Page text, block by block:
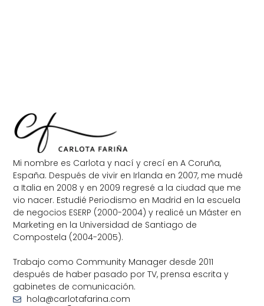
Mi nombre es Carlota y nací y crecí en A Coruña,
España. Después de vivir en Irlanda en 2007, me mudé
a Italia en 2008 y en 2009 regresé a la ciudad que me
vio nacer. Estudié Periodismo en Madrid en la escuela
de negocios ESERP (2000-2004) y realicé un Máster en
Marketing en la Universidad de Santiago de
Compostela (2004-2005).
Trabajo como Community Manager desde 2011
después de haber pasado por TV, prensa escrita y
gabinetes de comunicación.
hola@carlotafarina.com